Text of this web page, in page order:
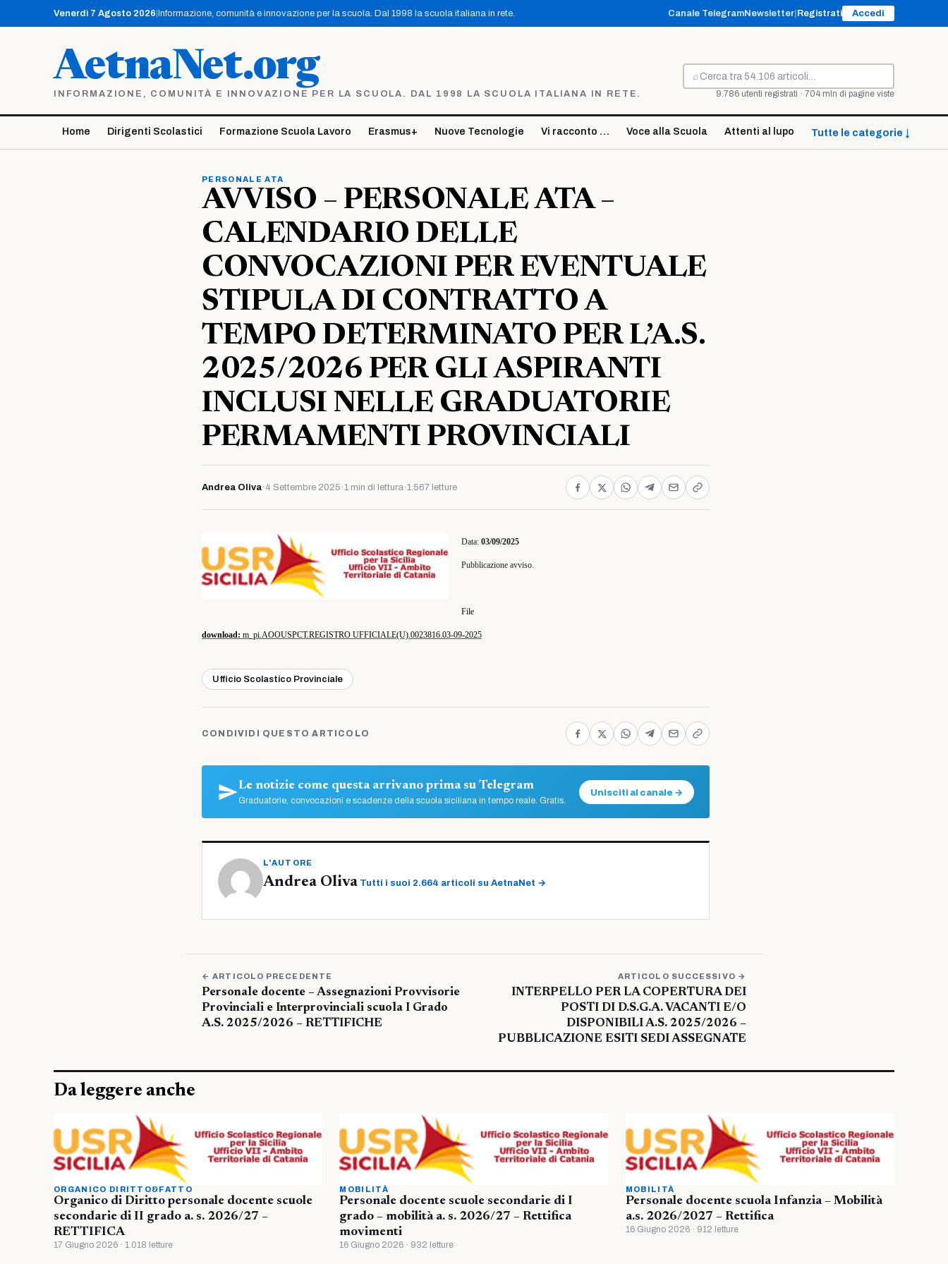
contenuto
Venerdì 7 Agosto 2026 Informazione, comunità e innovazione per la scuola. Dal 1998 la scuola italiana in rete. Canale TelegramNewsletter Registrati Accedi
AetnaNet.org
INFORMAZIONE, COMUNITÀ E INNOVAZIONE PER LA SCUOLA. DAL 1998 LA SCUOLA ITALIANA IN RETE.
⌕
Cerca
9.786 utenti registrati · 704 mln di pagine viste
Home Dirigenti Scolastici Formazione Scuola Lavoro Erasmus+ Nuove Tecnologie Vi racconto … Voce alla Scuola Attenti al lupo Tutte le categorie ↓
PERSONALE ATA
AVVISO – PERSONALE ATA –
CALENDARIO DELLE
CONVOCAZIONI PER EVENTUALE
STIPULA DI CONTRATTO A
TEMPO DETERMINATO PER L’A.S.
2025/2026 PER GLI ASPIRANTI
INCLUSI NELLE GRADUATORIE
PERMAMENTI PROVINCIALI
Andrea Oliva· 4 Settembre 2025 ·1 min di lettura·1.567 letture
Data: 03/09/2025
Pubblicazione avviso.
File
download: m_pi.AOOUSPCT.REGISTRO UFFICIALE(U).0023816.03-09-2025
Ufficio Scolastico Provinciale
CONDIVIDI QUESTO ARTICOLO
Le notizie come questa arrivano prima su Telegram
Graduatorie, convocazioni e scadenze della scuola siciliana in tempo reale. Gratis.
Unisciti al canale →
L'AUTORE
Andrea Oliva Tutti i suoi 2.664 articoli su AetnaNet →
← ARTICOLO PRECEDENTE
Personale docente – Assegnazioni Provvisorie
Provinciali e Interprovinciali scuola I Grado
A.S. 2025/2026 – RETTIFICHE
ARTICOLO SUCCESSIVO →
INTERPELLO PER LA COPERTURA DEI
POSTI DI D.S.G.A. VACANTI E/O
DISPONIBILI A.S. 2025/2026 –
PUBBLICAZIONE ESITI SEDI ASSEGNATE
Da leggere anche
ORGANICO DIRITTO&FATTO
Organico di Diritto personale docente scuole
secondarie di II grado a. s. 2026/27 –
RETTIFICA
17 Giugno 2026 · 1.018 letture
MOBILITÀ
Personale docente scuole secondarie di I
grado – mobilità a. s. 2026/27 – Rettifica
movimenti
16 Giugno 2026 · 932 letture
MOBILITÀ
Personale docente scuola Infanzia – Mobilità
a.s. 2026/2027 – Rettifica
16 Giugno 2026 · 912 letture